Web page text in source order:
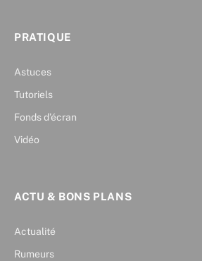
PRATIQUE
Astuces
Tutoriels
Fonds d’écran
Vidéo
ACTU & BONS PLANS
Actualité
Rumeurs